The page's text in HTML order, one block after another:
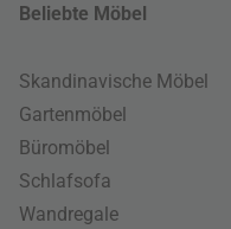
Beliebte Möbel
Skandinavische Möbel
Gartenmöbel
Büromöbel
Schlafsofa
Wandregale